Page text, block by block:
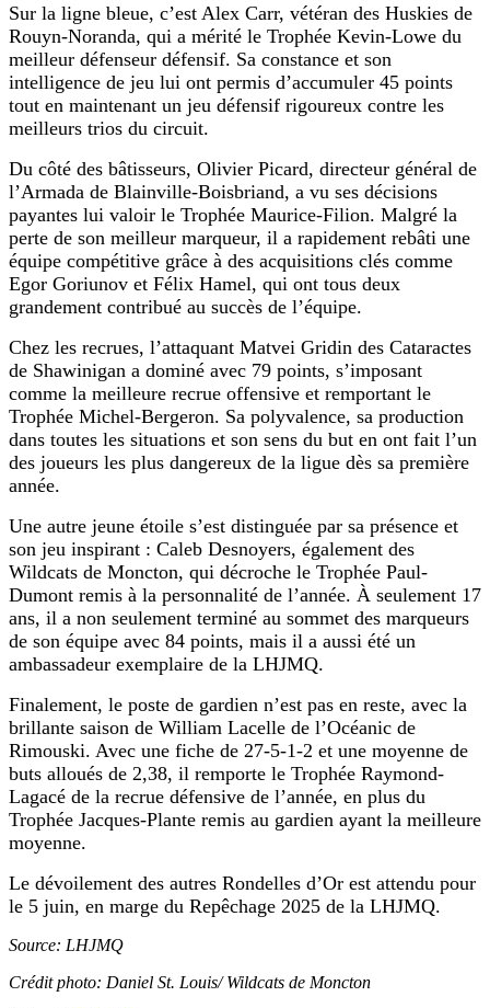
Sur la ligne bleue, c’est Alex Carr, vétéran des Huskies de
Rouyn-Noranda, qui a mérité le Trophée Kevin-Lowe du
meilleur défenseur défensif. Sa constance et son
intelligence de jeu lui ont permis d’accumuler 45 points
tout en maintenant un jeu défensif rigoureux contre les
meilleurs trios du circuit.
Du côté des bâtisseurs, Olivier Picard, directeur général de
l’Armada de Blainville-Boisbriand, a vu ses décisions
payantes lui valoir le Trophée Maurice-Filion. Malgré la
perte de son meilleur marqueur, il a rapidement rebâti une
équipe compétitive grâce à des acquisitions clés comme
Egor Goriunov et Félix Hamel, qui ont tous deux
grandement contribué au succès de l’équipe.
Chez les recrues, l’attaquant Matvei Gridin des Cataractes
de Shawinigan a dominé avec 79 points, s’imposant
comme la meilleure recrue offensive et remportant le
Trophée Michel-Bergeron. Sa polyvalence, sa production
dans toutes les situations et son sens du but en ont fait l’un
des joueurs les plus dangereux de la ligue dès sa première
année.
Une autre jeune étoile s’est distinguée par sa présence et
son jeu inspirant : Caleb Desnoyers, également des
Wildcats de Moncton, qui décroche le Trophée Paul-
Dumont remis à la personnalité de l’année. À seulement 17
ans, il a non seulement terminé au sommet des marqueurs
de son équipe avec 84 points, mais il a aussi été un
ambassadeur exemplaire de la LHJMQ.
Finalement, le poste de gardien n’est pas en reste, avec la
brillante saison de William Lacelle de l’Océanic de
Rimouski. Avec une fiche de 27-5-1-2 et une moyenne de
buts alloués de 2,38, il remporte le Trophée Raymond-
Lagacé de la recrue défensive de l’année, en plus du
Trophée Jacques-Plante remis au gardien ayant la meilleure
moyenne.
Le dévoilement des autres Rondelles d’Or est attendu pour
le 5 juin, en marge du Repêchage 2025 de la LHJMQ.
Source: LHJMQ
Crédit photo: Daniel St. Louis/ Wildcats de Moncton